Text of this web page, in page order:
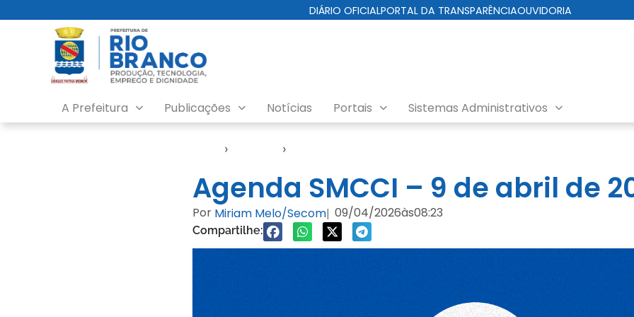
DIÁRIO OFICIALPORTAL DA TRANSPARÊNCIAOUVIDORIA
A Prefeitura Publicações Notícias Portais Sistemas Administrativos
› ›
Agenda SMCCI – 9 de abril de
Por Miriam Melo/Secom| 09/04/2026às08:23
Compartilhe: